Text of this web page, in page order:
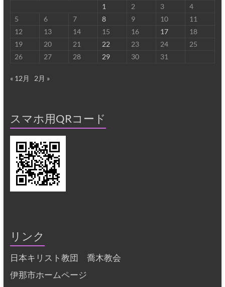
1
2 3
4
5
6 7 8 9 10
11
12
13 14 15 16 17
18
19
20 21 22 23 24
25
26
27 28 29 30 31
« 12月 2月 »
スマホ用QRコード
リンク
日本キリスト教団 喬木教会
伊那市ホームページ